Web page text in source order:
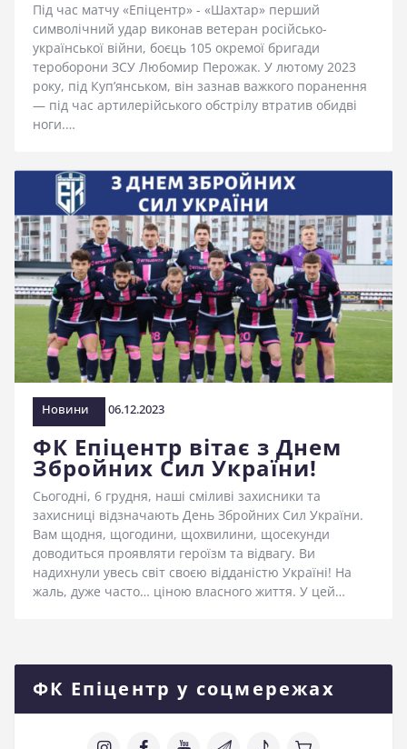
Під час матчу «Епіцентр» - «Шахтар» перший
символічний удар виконав ветеран російсько-
української війни, боєць 105 окремої бригади
тероборони ЗСУ Любомир Перожак. У лютому 2023
року, під Куп’янськом, він зазнав важкого поранення
— під час артилерійського обстрілу втратив обидві
ноги.…
Новини 06.12.2023
ФК Епіцентр вітає з Днем
Збройних Сил України!
Сьогодні, 6 грудня, наші сміливі захисники та
захисниці відзначають День Збройних Сил України.
Вам щодня, щогодини, щохвилини, щосекунди
доводиться проявляти героїзм та відвагу. Ви
надихнули увесь світ своєю відданістю Україні! На
жаль, дуже часто… ціною власного життя. У цей…
ФК Епіцентр у соцмережах